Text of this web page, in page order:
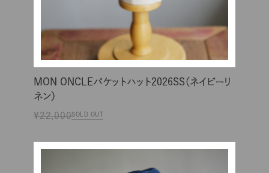
MON ONCLEバケットハット2026SS（ネイビーリ
ネン）
¥22,000SOLD OUT